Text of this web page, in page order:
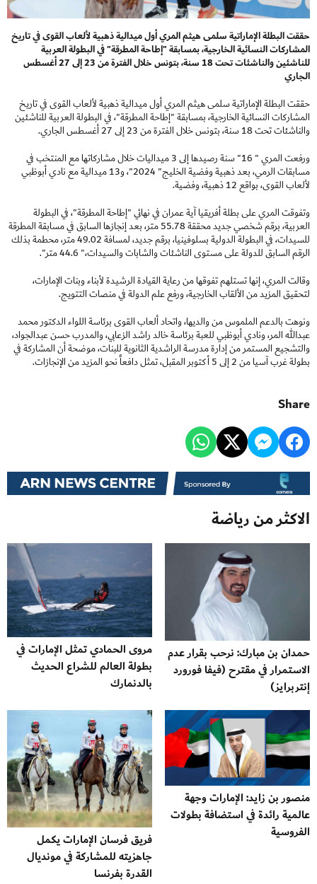
حققت البطلة الإماراتية سلمى هيثم المري أول ميدالية ذهبية لألعاب القوى في تاريخ
المشاركات النسائية الخارجية، بمسابقة "إطاحة المطرقة" في البطولة العربية
للناشئين والناشئات تحت 18 سنة، بتونس خلال الفترة من 23 إلى 27 أغسطس
الجاري
حققت البطلة الإماراتية سلمى هيثم المري أول ميدالية ذهبية لألعاب القوى في تاريخ
المشاركات النسائية الخارجية، بمسابقة "إطاحة المطرقة"، في البطولة العربية للناشئين
والناشئات تحت 18 سنة، بتونس خلال الفترة من 23 إلى 27 أغسطس الجاري.
ورفعت المري " 16" سنة رصيدها إلى 3 ميداليات خلال مشاركاتها مع المنتخب في
مسابقات الرمي، بعد ذهبية وفضية الخليج" 2024"، و13 ميدالية مع نادي أبوظبي
لألعاب القوى، بواقع 12 ذهبية، وفضية.
وتفوقت المري على بطلة أفريقيا آية عمران في نهائي "إطاحة المطرقة"، في البطولة
العربية، برقم شخصي جديد محققة 55.78 متر، بعد إنجازها السابق في مسابقة المطرقة
للسيدات، في البطولة الدولية بسلوفينيا، برقم جديد، لمسافة 49.02 متر، محطمة بذلك
الرقم السابق للدولة على مستوى الناشئات والشابات والسيدات،" 44.6 متر".
وقالت المري، إنها تستلهم تفوقها من رعاية القيادة الرشيدة لأبناء وبنات الإمارات،
لتحقيق المزيد من الألقاب الخارجية، ورفع علم الدولة في منصات التتويج.
ونوهت بالدعم الملموس من والديها، واتحاد ألعاب القوى برئاسة اللواء الدكتور محمد
عبدالله المر، ونادي أبوظبي للعبة برئاسة خالد راشد الزعابي، والمدرب حسن عبدالجواد،
والتشجيع المستمر من إدارة مدرسة الراشدية الثانوية للبنات، موضحة أن المشاركة في
بطولة غرب آسيا من 2 إلى 5 أكتوبر المقبل، تمثل دافعاً نحو المزيد من الإنجازات.
Share
الاكثر من رياضة
حمدان بن مبارك: نرحب بقرار عدم
الاستمرار في مقترح (فيفا فورورد
إنتربرايز)
مروى الحمادي تمثل الإمارات في
بطولة العالم للشراع الحديث
بالدنمارك
منصور بن زايد: الإمارات وجهة
عالمية رائدة في استضافة بطولات
الفروسية
فريق فرسان الإمارات يكمل
جاهزيته للمشاركة في مونديال
القدرة بفرنسا